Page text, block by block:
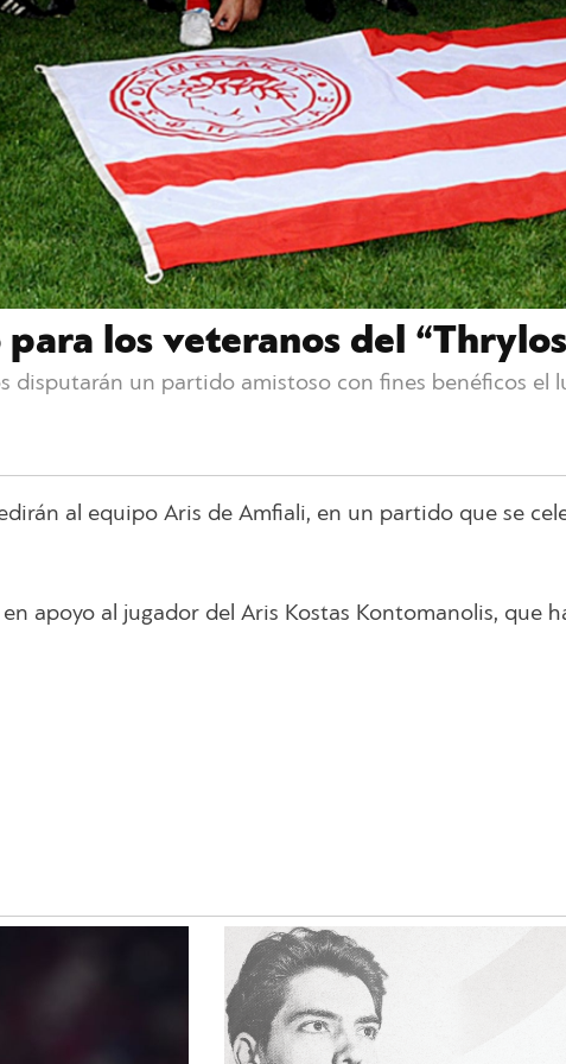
los veteranos del
disputarán un partido amistoso con fines benéficos el
al equipo Aris de Amfiali, en un partido que se
apoyo al jugador del Aris Kostas Kontomanolis, que